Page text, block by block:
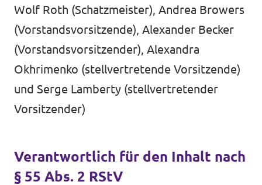
Volt Deutschland Merchandise Shop
Unsere Events
Presse
Mache bei uns mit!
Deine Spende für Volt!
Jobs bei Volt
Wolf Roth (Schatzmeister), Andrea Browers
(Vorstandsvorsitzende), Alexander Becker
(Vorstandsvorsitzender), Alexandra
Okhrimenko (stellvertretende Vorsitzende)
und Serge Lamberty (stellvertretender
Vorsitzender)
Verantwortlich für den Inhalt nach
§ 55 Abs. 2 RStV